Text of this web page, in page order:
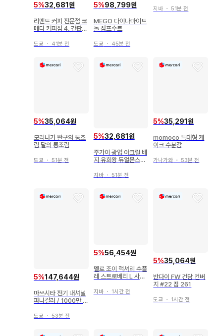
5%32,681원
리멘트 커피 전문점 코
메다 커피점 4. 간판
도쿄 ・ 41분 전
5%98,799원
MEGO 다이나마이트
돌 점프수트
도쿄 ・ 45분 전
스 B (카이바 세토)
지바 ・51분 전
5%35,064원
모리나가 완구의 통조
림 달의 통조림
도쿄 ・ 51분 전
5%32,681원
주가이 광업 아크릴 배
지 유희왕 듀얼몬스터
기
지바・ 51분 전
5%35,291원
momoco 특대형 케
이크 수분감
가나가와 ・53분 전
5%147,644원
마쓰시타 전기 내셔널
파나컬러 / 1000만 대
도쿄 ・ 53분 전
5%56,454원
멜로 조이 럭셔리 수플
레 스트로베리 L 사이
지바・ 1시간 전
5%35,064원
반다이 FW 건담 컨버
지 #22 짐 261
도쿄 ・ 1시간 전